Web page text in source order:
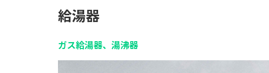
給湯器
ガス給湯器、湯沸器